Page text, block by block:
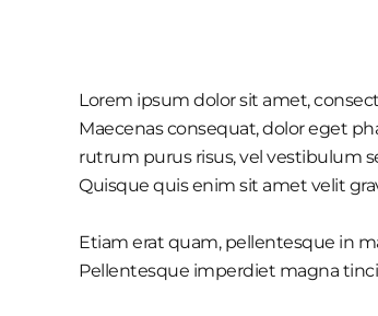
Lorem ipsum dolor sit amet,
Maecenas consequat, dolor eget
rutrum purus risus, vel vestibulum
Quisque quis enim sit amet velit
Etiam erat quam, pellentesque in
Pellentesque imperdiet magna